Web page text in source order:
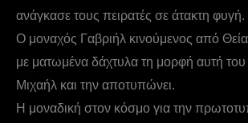
ανάγκασε τους πειρατές σε άτακτη φυγή.
Ο μοναχός Γαβριήλ κινούμενος από
με ματωμένα δάχτυλα τη μορφή αυτή
Μιχαήλ και την αποτυπώνει.
Η μοναδική στον κόσμο για την